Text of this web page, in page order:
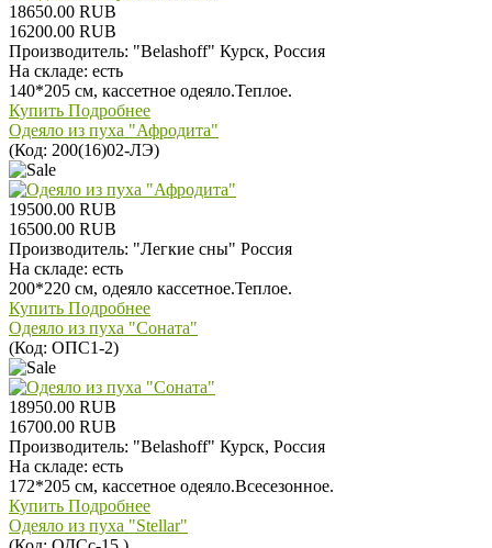
18650.00 RUB
16200.00 RUB
Производитель: "Belashoff" Курск, Россия
На складе: есть
140*205 см, кассетное одеяло.Теплое.
Купить Подробнее
Одеяло из пуха "Афродита"
(Код: 200(16)02-ЛЭ)
19500.00 RUB
16500.00 RUB
Производитель: "Легкие сны" Россия
На складе: есть
200*220 см, одеяло кассетное.Теплое.
Купить Подробнее
Одеяло из пуха "Соната"
(Код: ОПС1-2)
18950.00 RUB
16700.00 RUB
Производитель: "Belashoff" Курск, Россия
На складе: есть
172*205 см, кассетное одеяло.Всесезонное.
Купить Подробнее
Одеяло из пуха "Stellar"